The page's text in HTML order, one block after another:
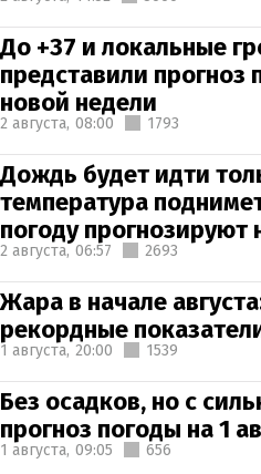
До +37 и локальные
представили прогноз
новой недели
2 августа, 08:00 1793
Дождь будет идти
температура
погоду прогнозируют
2 августа, 06:57 2693
Жара в начале
рекордные
1 августа, 20:00 1539
Без осадков, но с
прогноз погоды на 1
1 августа, 09:05 656